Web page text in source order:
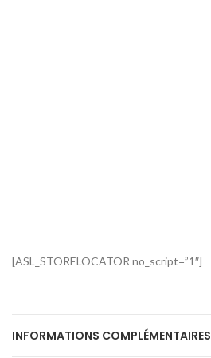
[ASL_STORELOCATOR no_script=”1″]
INFORMATIONS COMPLÉMENTAIRES